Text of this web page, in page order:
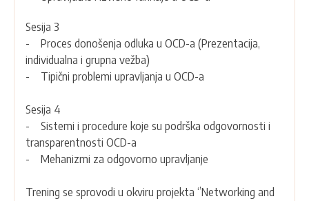
Sesija 3
- Proces donošenja odluka u OCD-a (Prezentacija,
individualna i grupna vežba)
- Tipični problemi upravljanja u OCD-a
Sesija 4
- Sistemi i procedure koje su podrška odgovornosti i
transparentnosti OCD-a
- Mehanizmi za odgovorno upravljanje
Trening se sprovodi u okviru projekta ‘’Networking and